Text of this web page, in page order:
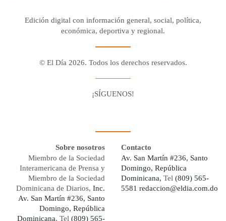
Edición digital con información general, social, política,
económica, deportiva y regional.
© El Día 2026. Todos los derechos reservados.
¡SÍGUENOS!
Sobre nosotros
Miembro de la Sociedad
Interamericana de Prensa y
Miembro de la Sociedad
Dominicana de Diarios, Inc.
Av. San Martín #236, Santo
Domingo, República
Dominicana, Tel (809) 565-
Contacto
Av. San Martín #236, Santo
Domingo, República
Dominicana, Tel (809) 565-
5581 redaccion@eldia.com.do